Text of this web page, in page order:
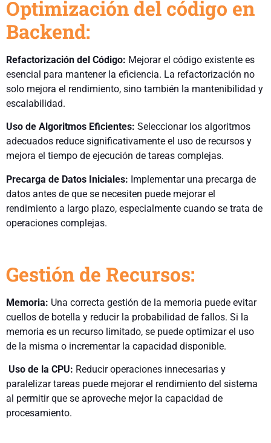
Optimización del código en
Backend:
Refactorización del Código: Mejorar el código existente es
esencial para mantener la eficiencia. La refactorización no
solo mejora el rendimiento, sino también la mantenibilidad y
escalabilidad.
Uso de Algoritmos Eficientes: Seleccionar los algoritmos
adecuados reduce significativamente el uso de recursos y
mejora el tiempo de ejecución de tareas complejas.
Precarga de Datos Iniciales: Implementar una precarga de
datos antes de que se necesiten puede mejorar el
rendimiento a largo plazo, especialmente cuando se trata de
operaciones complejas.
Gestión de Recursos:
Memoria: Una correcta gestión de la memoria puede evitar
cuellos de botella y reducir la probabilidad de fallos. Si la
memoria es un recurso limitado, se puede optimizar el uso
de la misma o incrementar la capacidad disponible.
Uso de la CPU: Reducir operaciones innecesarias y
paralelizar tareas puede mejorar el rendimiento del sistema
al permitir que se aproveche mejor la capacidad de
procesamiento.